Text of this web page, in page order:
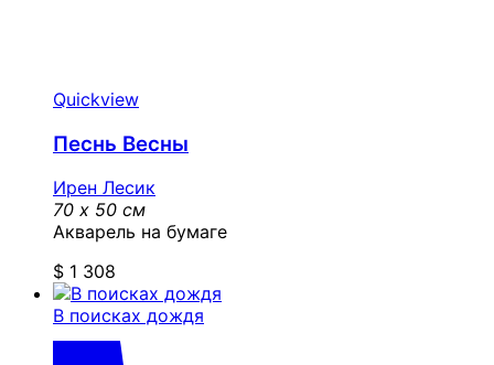
Quickview
Песнь Весны
Ирен Лесик
70 x 50 см
Акварель на бумаге
$ 1 308
В поисках дождя